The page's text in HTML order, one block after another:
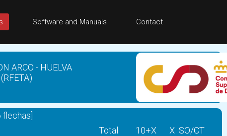
Software and Manuals Contact
ARCO - HUELVA
Total 10+X X SO/CT